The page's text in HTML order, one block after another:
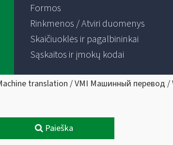
Formos
Rinkmenos / Atviri duomenys
Skaičiuoklės ir pagalbininkai
Sąskaitos ir įmokų kodai
translation / VMI Машинный перевод
Paieška